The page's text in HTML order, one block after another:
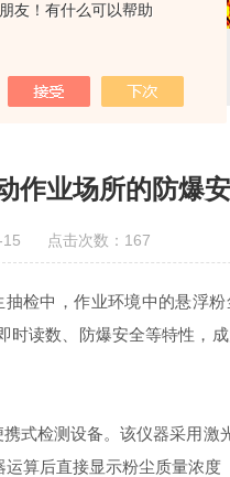
友！有什么可以帮助
业场所的防爆
15 点击次数：167
中，作业环境中的悬浮
读数、防爆安全等特性，
携式检测设备。该仪器采用
算后直接显示粉尘质量浓度